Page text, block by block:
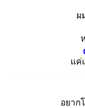
ผ
แค่
อยาก